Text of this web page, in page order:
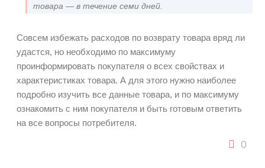
товара — в течение семи дней.
Совсем избежать расходов по возврату товара вряд ли
удастся, но необходимо по максимуму
проинформировать покупателя о всех свойствах и
характеристиках товара. А для этого нужно наиболее
подробно изучить все данные товара, и по максимуму
ознакомить с ним покупателя и быть готовым ответить
на все вопросы потребителя.
0